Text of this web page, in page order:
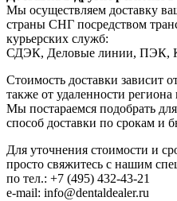
Мы осуществляем доставку
страны СНГ посредством
курьерских служб:
СДЭК, Деловые линии, ПЭК,
Стоимость доставки зависит
также от удаленности
Мы постараемся подобрать
способ доставки по срокам и
Для уточнения стоимости и
просто свяжитесь с нашим
по тел.: +7 (495) 432-43-21
e-mail: info@dentaldealer.ru